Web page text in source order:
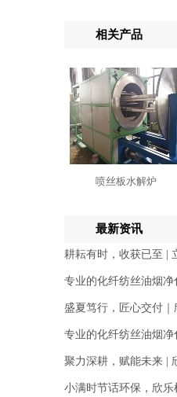
相关产品
喷丝板水解炉
最新资讯
耕耘有时，收获已至 |
专业的化纤纺丝油烟
盛夏笃行，匠心交付
专业的化纤纺丝油烟
聚力深耕，赋能未来 |
小满时节话环保，欣